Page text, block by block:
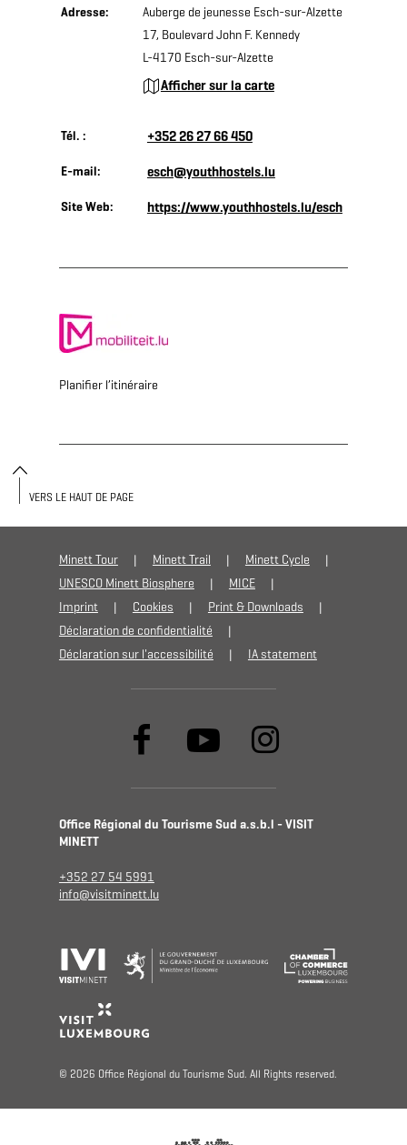
Adresse:
Auberge de jeunesse Esch-sur-Alzette
17, Boulevard John F. Kennedy
L-4170 Esch-sur-Alzette
Afficher sur la carte
Tél. : +352 26 27 66 450
E-mail: esch@youthhostels.lu
Site Web: https://www.youthhostels.lu/esch
Planifier l’itinéraire
Minett Tour Minett Trail
Minett Cycle
UNESCO Minett Biosphere
MICE
Imprint
Cookies
Print & Downloads
Déclaration de confidentialité
Déclaration sur l'accessibilité
IA statement
Office Régional du Tourisme Sud a.s.b.l - VISIT
MINETT
+352 27 54 5991
info@visitminett.lu
© 2026 Office Régional du Tourisme Sud. All Rights reserved.
VERS LE HAUT DE PAGE